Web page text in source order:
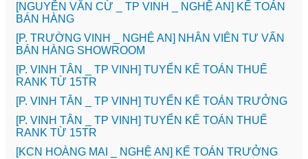
[NGUYỄN VĂN CỪ _ TP VINH _ NGHỆ AN] KẾ TOÁN
BÁN HÀNG
[P. TRƯỜNG VINH _ NGHỆ AN] NHÂN VIÊN TƯ VẤN
BÁN HÀNG SHOWROOM
[P. VINH TÂN _ TP VINH] TUYỂN KẾ TOÁN THUẾ
RANK TỪ 15TR
[P. VINH TÂN _ TP VINH] TUYỂN KẾ TOÁN TRƯỞNG
[P. VINH TÂN _ TP VINH] TUYỂN KẾ TOÁN THUẾ
RANK TỪ 15TR
️[KCN HOÀNG MAI _ NGHỆ AN] KẾ TOÁN TRƯỞNG